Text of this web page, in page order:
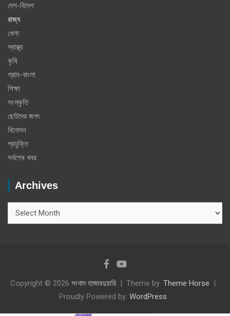
দেশ-বিদেশ
রাজ্য
খেলা
স্বাস্থ্য
কৃষি
গ্রাম-বাংলা
শিক্ষা
সংস্কৃতি
ছোটদের জগৎ
বিনোদন
প্রযুক্তি
সর্বশেষ খবর
Archives
Copyright © 2026 সংবাদ হাজারদুয়ারি Theme by: Theme Horse
Proudly Powered by: WordPress